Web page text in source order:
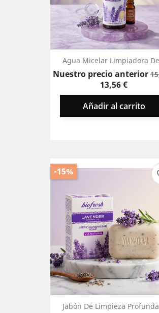
Agua Micelar Limpiadora
Nuestro precio anterior
13,56 €
Añadir al carrito
Jabón De Limpieza
-15%